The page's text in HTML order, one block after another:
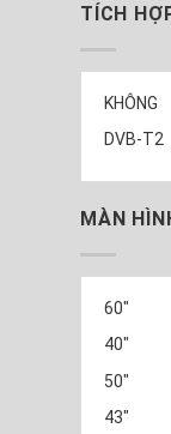
TÍCH
KHÔNG
DVB-T2
MÀN
60"
40"
50"
43"